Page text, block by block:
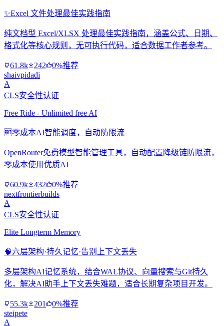
✨Excel 文件处理最佳实践指南
纯文档型 Excel/XLSX 处理最佳实践指南，涵盖公式、日期、
格式化等核心规则，无可执行代码，适合数据工作者参考。
61.8k 242
0%推荐
shaivpidadi
A
CLS安全性认证
Free Ride - Unlimited free AI
🆓零成本AI智能调度，自动防限流
OpenRouter免费模型智能管理工具，自动配置降级链防限流，
零成本使用优质AI
60.9k 432
0%推荐
nextfrontierbuilds
A
CLS安全性认证
Elite Longterm Memory
🧠六层架构·持久记忆·告别上下文丢失
多层架构AI记忆系统，结合WAL协议、向量搜索与Git持久
化，解决AI助手上下文丢失难题，适合长期复杂项目开发。
55.3k 201
0%推荐
steipete
A